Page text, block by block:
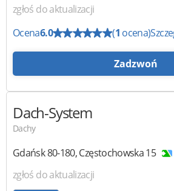
zgłoś do aktualizacji
Ocena6.0 (1 ocena)
Zadzwoń
Dach-System
Dachy
Gdańsk80-180,Częstochowska 15
zgłoś do aktualizacji